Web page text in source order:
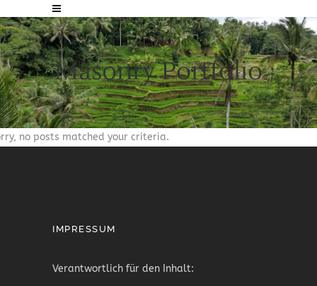
Masonry Portfolio
no posts matched your criteria.
IMPRESSUM
Verantwortlich für den Inhalt: